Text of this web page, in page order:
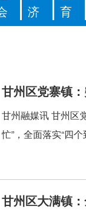
济
育
甘州区党寨镇
甘州融媒讯 甘州区
忙”，全面落实“四
甘州区大满镇